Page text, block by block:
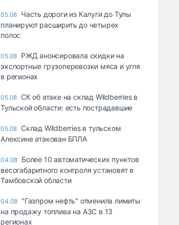
05.08 Часть дороги из Калуги до Тулы
планируют расширить до четырех
полос
05.08 РЖД анонсировала скидки на
экспортные грузоперевозки мяса и угля
в регионах
05.08 СК об атаке на склад Wildberries в
Тульской области: есть пострадавшие
05.08 Склад Wildberries в тульском
Алексине атакован БПЛА
04.08 Более 10 автоматических пунктов
весогабаритного контроля установят в
Тамбовской области
04.08 "Газпром нефть" отменила лимиты
на продажу топлива на АЗС в 13
регионах